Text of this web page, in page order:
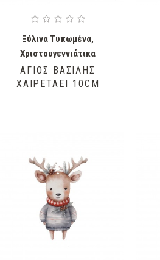
Ξύλινα Τυπωμένα,
Χριστουγεννιάτικα
ΆΓΙΟΣ ΒΑΣΊΛΗΣ
ΧΑΙΡΕΤΆΕΙ 10CM